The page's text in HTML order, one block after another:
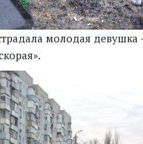
молодая девушка